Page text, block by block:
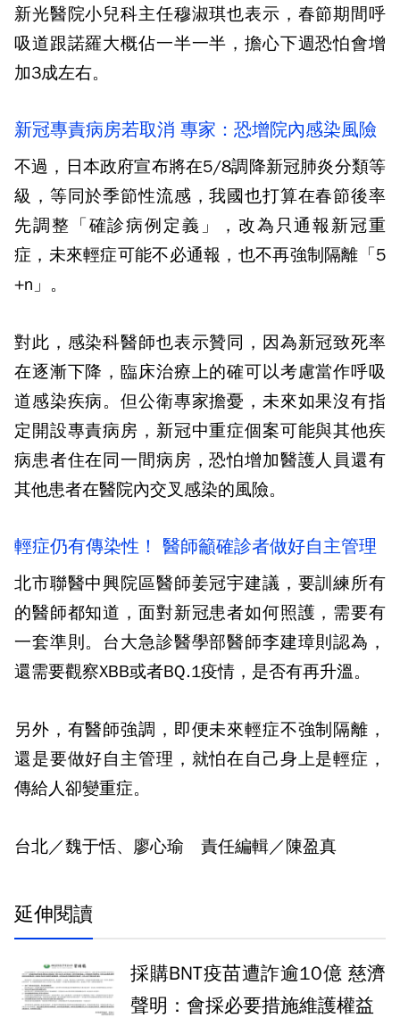
新光醫院小兒科主任穆淑琪也表示，春節期間呼
吸道跟諾羅大概佔一半一半，擔心下週恐怕會增
加3成左右。
新冠專責病房若取消 專家：恐增院內感染風險
不過，日本政府宣布將在5/8調降新冠肺炎分類等
級，等同於季節性流感，我國也打算在春節後率
先調整「確診病例定義」，改為只通報新冠重
症，未來輕症可能不必通報，也不再強制隔離「5
+n」。
對此，感染科醫師也表示贊同，因為新冠致死率
在逐漸下降，臨床治療上的確可以考慮當作呼吸
道感染疾病。但公衛專家擔憂，未來如果沒有指
定開設專責病房，新冠中重症個案可能與其他疾
病患者住在同一間病房，恐怕增加醫護人員還有
其他患者在醫院內交叉感染的風險。
輕症仍有傳染性！ 醫師籲確診者做好自主管理
北市聯醫中興院區醫師姜冠宇建議，要訓練所有
的醫師都知道，面對新冠患者如何照護，需要有
一套準則。台大急診醫學部醫師李建璋則認為，
還需要觀察XBB或者BQ.1疫情，是否有再升溫。
另外，有醫師強調，即便未來輕症不強制隔離，
還是要做好自主管理，就怕在自己身上是輕症，
傳給人卻變重症。
台北／魏于恬、廖心瑜 責任編輯／陳盈真
延伸閱讀
採購BNT疫苗遭詐逾10億 慈濟
聲明：會採必要措施維護權益